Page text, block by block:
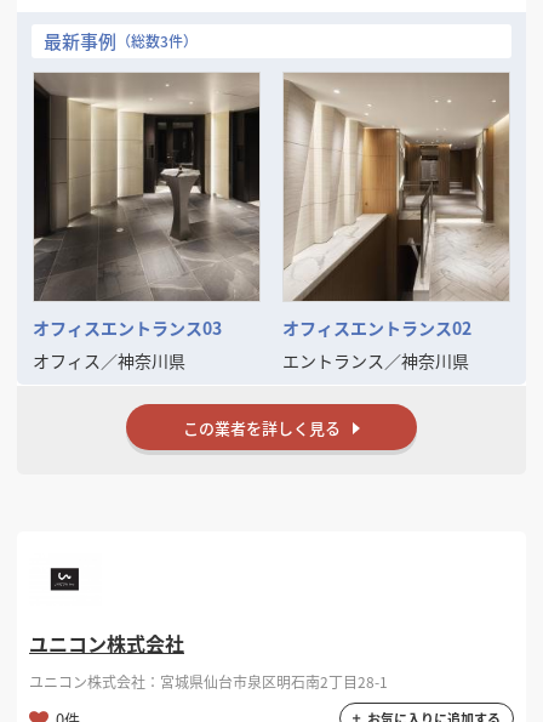
がらも、他にはないアイデアとデザインの力で、価値ある空間の実現を
目指してきました。
また、企画から竣工まで一貫して一人の担当者が対応する体制を大切に
しており、意図のぶれない進行や安心感にもご好評をいただいていま
デザインの力で空間の魅力や機能を高めたいとお考えの方と、ご一緒で
きる機会を心より楽しみにしております。
最新事例 （総数3件）
オフィスエントランス03
オフィス ／神奈川県
オフィスエントランス02
エントランス ／神奈川県
この業者を詳しく見る
ユニコン株式会社
ユニコン株式会社：宮城県仙台市泉区明石南2丁目28-1
お気に入りに追加する